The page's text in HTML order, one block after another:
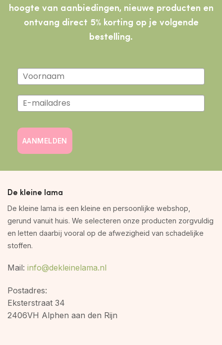
hoogte van aanbiedingen, nieuwe producten en
ontvang direct 5% korting op je volgende
bestelling.
AANMELDEN
De kleine lama
De kleine lama is een kleine en persoonlijke webshop,
gerund vanuit huis. We selecteren onze producten zorgvuldig
en letten daarbij vooral op de afwezigheid van schadelijke
stoffen.
Mail: info@dekleinelama.nl
Postadres:
Eksterstraat 34
2406VH Alphen aan den Rijn